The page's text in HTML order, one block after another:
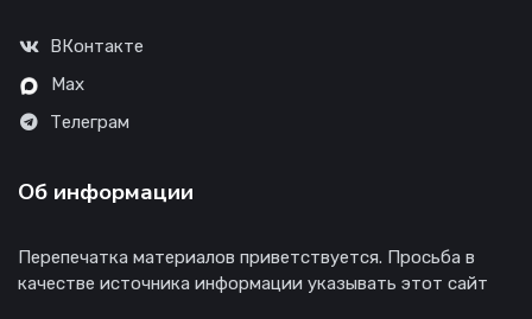
ВКонтакте
Max
Телеграм
Об информации
Перепечатка материалов приветствуется. Просьба в
качестве источника информации указывать этот сайт